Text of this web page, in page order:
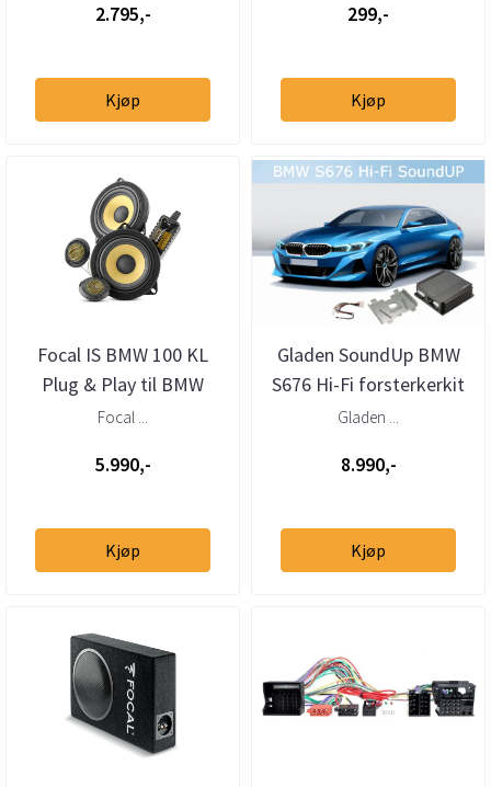
2.795,-
Kjøp
299,-
Kjøp
Focal IS BMW 100 KL
Plug & Play til BMW
Focal ...
5.990,-
Kjøp
Gladen SoundUp BMW
S676 Hi-Fi forsterkerkit
Plug & Play oppgradering
Gladen ...
8.990,-
Kjøp